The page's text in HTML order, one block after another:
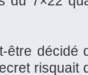
être décidé
risquait